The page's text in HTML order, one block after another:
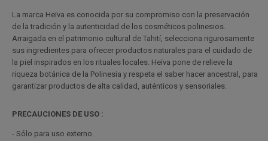
La marca Heïva es conocida por su compromiso con la preservación
de la tradición y la autenticidad de los cosméticos polinesios.
Arraigada en el patrimonio cultural de Tahití, selecciona rigurosamente
sus ingredientes para ofrecer productos naturales para el cuidado de
la piel inspirados en los rituales locales. Heïva pone de relieve la
riqueza botánica de la Polinesia y respeta el saber hacer ancestral, para
garantizar productos de alta calidad, auténticos y sensoriales.
PRECAUCIONES DE USO :
- Sólo para uso externo.